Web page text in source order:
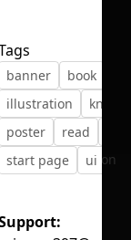
No selection
banner book
illustration
poster
read
start page
ui